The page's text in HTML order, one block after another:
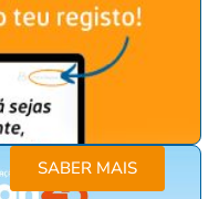
SABER MAIS